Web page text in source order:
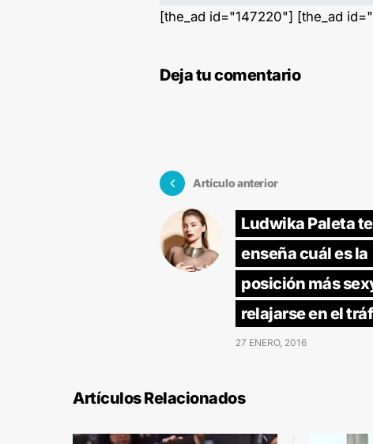
[the_ad id="147220"] [the_ad
Deja tu comentario
Artículo anterior
Ludwika Paleta te
enseña cuál es la
posición más
relajarse en el
27 ENERO, 2016
Artículos Relacionados